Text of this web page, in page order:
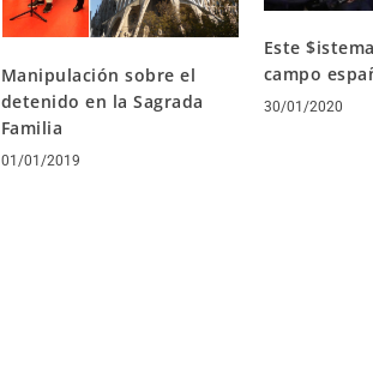
Manipulación sobre el
detenido en la Sagrada
Familia
01/01/2019
Este
campo
30/01/2020